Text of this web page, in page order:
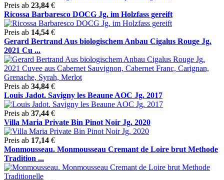
Preis ab 23,84 €
Ricossa Barbaresco DOCG Jg. im Holzfass gereift
Preis ab 14,54 €
Gerard Bertrand Aus biologischem Anbau Cigalus Rouge Jg.
2021 Cu ...
Preis ab 34,84 €
Louis Jadot. Savigny les Beaune AOC Jg. 2017
Preis ab 37,44 €
Villa Maria Private Bin Pinot Noir Jg. 2020
Preis ab 17,14 €
Monmousseau. Monmousseau Cremant de Loire brut Methode
Tradition ...